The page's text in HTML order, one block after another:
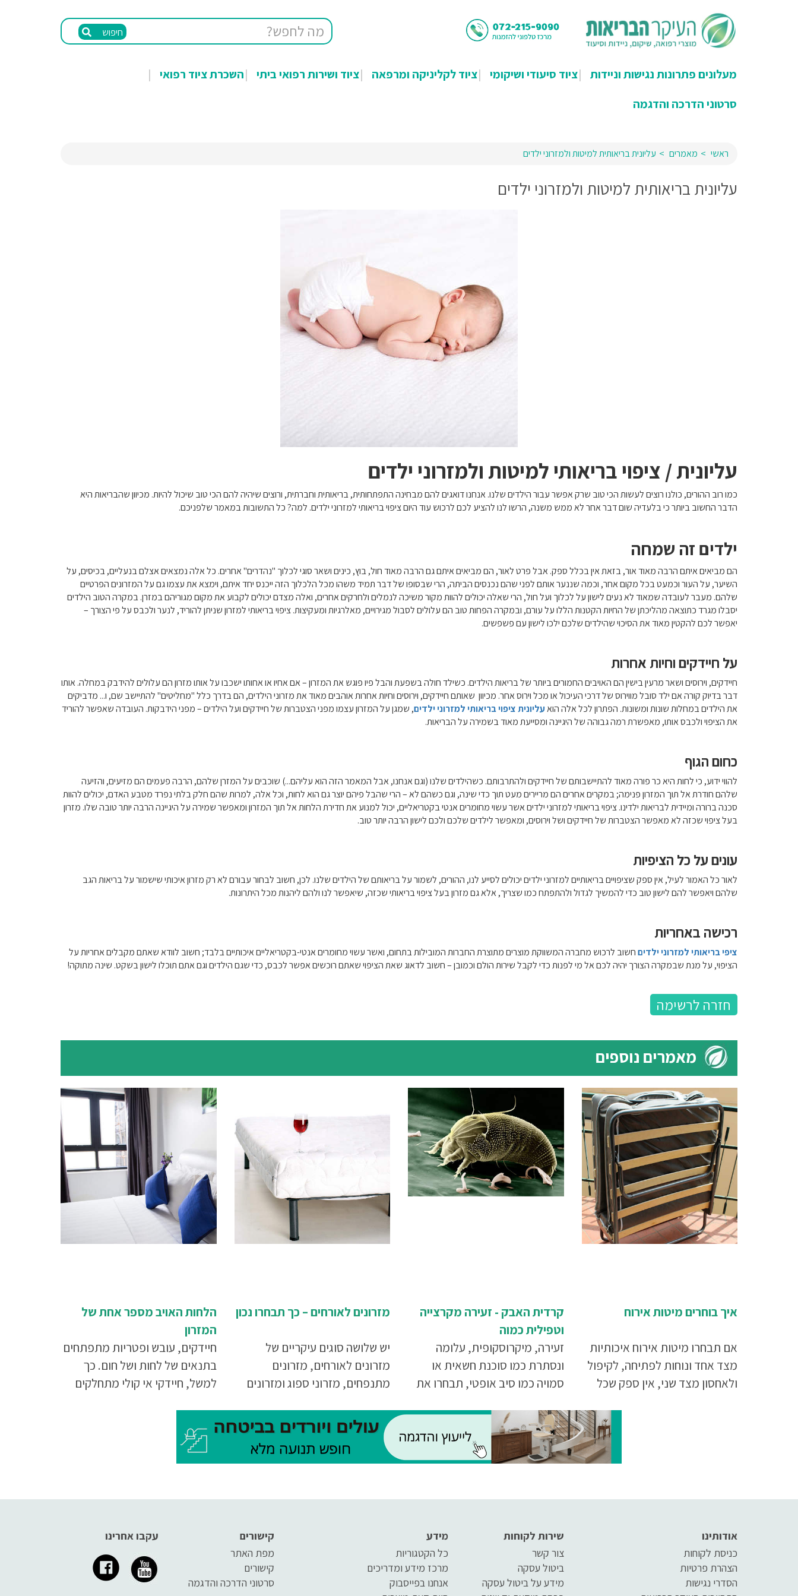
חיפוש
מעלונים פתרונות נגישות וניידות ציוד סיעודי ושיקומי ציוד לקליניקה ומרפאה ציוד ושירות רפואי ביתי
השכרת ציוד רפואי
סרטוני הדרכה והדגמה
ראשי מאמרים עליונית בריאותית למיטות ולמזרוני ילדים
עליונית בריאותית למיטות ולמזרוני ילדים
עליונית / ציפוי בריאותי למיטות ולמזרוני ילדים
כמו רוב ההורים, כולנו רוצים לעשות הכי טוב שרק אפשר עבור הילדים שלנו. אנחנו דואגים להם מבחינה התפתחותית, בריאותית וחברתית, ורוצים שיהיה להם הכי טוב שיכול להיות. מכיוון שהבריאות היא
הדבר החשוב ביותר כי בלעדיה שום דבר אחר לא ממש משנה, הרשו לנו להציע לכם לרכוש עוד היום ציפוי בריאותי למזרוני ילדים. למה? כל התשובות במאמר שלפניכם.
ילדים זה שמחה
הם מביאים איתם הרבה מאוד אור, בזאת אין בכלל ספק. אבל פרט לאור, הם מביאים איתם גם הרבה מאוד חול, בוץ, כינים ושאר סוגי לכלוך "נהדרים" אחרים. כל אלה נמצאים אצלם בנעליים, בכיסים, על
השיער, על העור וכמעט בכל מקום אחר, וכמה שננער אותם לפני שהם נכנסים הביתה, הרי שבסופו של דבר תמיד משהו מכל הלכלוך הזה ייכנס יחד איתם, וימצא את עצמו גם על המזרונים הפרטיים
שלהם. מעבר לעובדה שמאוד לא נעים לישון על לכלוך ועל חול, הרי שאלה יכולים להוות מקור משיכה לנמלים ולחרקים אחרים, ואלה מצדם יכולים לקבוע את מקום מגוריהם במזרן. במקרה הטוב הילדים
יסבלו מגרד כתוצאה מהליכתן של החיות הקטנות הללו על עורם, ובמקרה הפחות טוב הם עלולים לסבול מגירויים, מאלרגיות ומעקיצות. ציפוי בריאותי למזרון שניתן להוריד, לנער ולכבס על פי הצורך –
יאפשר לכם להקטין מאוד את הסיכוי שהילדים שלכם ילכו לישון עם פשפשים.
על חיידקים וחיות אחרות
חיידקים, וירוסים ושאר מרעין בישין הם האויבים החמורים ביותר של בריאות הילדים. כשילד חולה בשפעת והבל פיו פוגש את המזרון – אם אחיו או אחותו ישכבו על אותו מזרון הם עלולים להידבק במחלה. אותו
דבר בדיוק קורה אם ילד סובל מווירוס של דרכי העיכול או מכל וירוס אחר. מכיוון שאותם חיידקים, וירוסים וחיות אחרות אוהבים מאוד את מזרוני הילדים, הם בדרך כלל "מחליטים" להתיישב שם, ו... מדביקים
את הילדים במחלות שונות ומשונות. הפתרון לכל אלה הואעליונית ציפוי בריאותי למזרוני ילדים, שמגן על המזרון עצמו מפני הצטברות של חיידקים ועל הילדים – מפני הידבקות. העובדה שאפשר להוריד
את הציפוי ולכבס אותו, מאפשרת רמה גבוהה של היגיינה ומסייעת מאוד בשמירה על הבריאות.
כחום הגוף
להווי ידוע, כי לחות היא כר פורה מאוד להתיישבותם של חיידקים ולהתרבותם. כשהילדים שלנו (וגם אנחנו, אבל המאמר הזה הוא עליהם...) שוכבים על המזרן שלהם, הרבה פעמים הם מזיעים, והזיעה
שלהם חודרת אל תוך המזרון פנימה; במקרים אחרים הם מריירים מעט תוך כדי שינה, וגם כשהם לא – הרי שהבל פיהם יוצר גם הוא לחות, וכל אלה, למרות שהם חלק בלתי נפרד מטבע האדם, יכולים להוות
סכנה ברורה ומיידית לבריאות ילדינו. ציפוי בריאותי למזרוני ילדים אשר עשוי מחומרים אנטי בקטריאליים, יכול למנוע את חדירת הלחות אל תוך המזרון ומאפשר שמירה על היגיינה הרבה יותר טובה שלו. מזרון
בעל ציפוי שכזה לא מאפשר הצטברות של חיידקים ושל וירוסים, ומאפשר לילדים שלכם ולכם לישון הרבה יותר טוב.
עונים על כל הציפיות
לאור כל האמור לעיל, אין ספק שציפויים בריאותיים למזרוני ילדים יכולים לסייע לנו, ההורים, לשמור על בריאותם של הילדים שלנו. לכן, חשוב לבחור עבורם לא רק מזרון איכותי שישמור על בריאות הגב
שלהם ויאפשר להם לישון טוב כדי להמשיך לגדול ולהתפתח כמו שצריך, אלא גם מזרון בעל ציפוי בריאותי שכזה, שיאפשר לנו ולהם ליהנות מכל היתרונות.
רכישה באחריות
ציפי בריאותי למזרוני ילדיםחשוב לרכוש מחברה המשווקת מוצרים מתוצרת החברות המובילות בתחום, ואשר עשוי מחומרים אנטי-בקטריאליים איכותיים בלבד; חשוב לוודא שאתם מקבלים אחריות על
הציפוי, על מנת שבמקרה הצורך יהיה לכם אל מי לפנות כדי לקבל שירות הולם וכמובן – חשוב לדאוג שאת הציפוי שאתם רוכשים אפשר לכבס, כדי שגם הילדים וגם אתם תוכלו לישון בשקט. שינה מתוקה!
חזרה לרשימה
מאמרים נוספים
הלחות האויב מספר אחת של
המזרון
חיידקים, עובש ופטריות מתפתחים
בתנאים של לחות ושל חום. כך
למשל, חיידקי אי קולי מתחלקים
בתנאי הגידול האופטימליים עבורם
– מקום חם ומזון (קרינת שמש,
שאריות מזון, הפרשות גוף ועוד).
מזרונים לאורחים – כך תבחרו נכון
יש שלושה סוגים עיקריים של
מזרונים לאורחים, מזרונים
מתנפחים, מזרוני ספוג ומזרונים
לבחור צריכה להתקבל בעיקר על
פי הפרמטרים הבאים: תדירות
האירוח, המקום העומד לרשותכם,
קרדית האבק - זעירה מקרצייה
וטפילית כמוה
זעירה, מיקרוסקופית, עלומה
ונסתרת כמו סוכנת חשאית או
סמויה כמו סיב אופטי, תבחרו את
יותר, קרדית האבק
איך בוחרים מיטות אירוח
אם תבחרו מיטות אירוח איכותיות
מצד אחד ונוחות לפתיחה, לקיפול
ולאחסון מצד שני, אין ספק שכל
עקבו אחרינו
קישורים
מפת האתר
קישורים
סרטוני הדרכה והדגמה
מידע
כל הקטגוריות
מרכז מידע ומדריכים
אנחנו בפייסבוק
שירות לקוחות
צור קשר
ביטול עסקה
מידע על ביטול עסקה
אודותינו
כניסת לקוחות
הצהרת פרטיות
הסדרי נגישות